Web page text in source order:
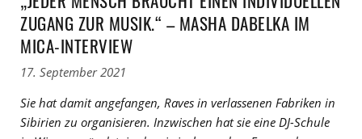
ZUGANG ZUR MUSIK.“ – MASHA DABELKA IM
MICA-INTERVIEW
17. September 2021
Sie hat damit angefangen, Raves in verlassenen Fabriken in
Sibirien zu organisieren. Inzwischen hat sie eine DJ-Schule